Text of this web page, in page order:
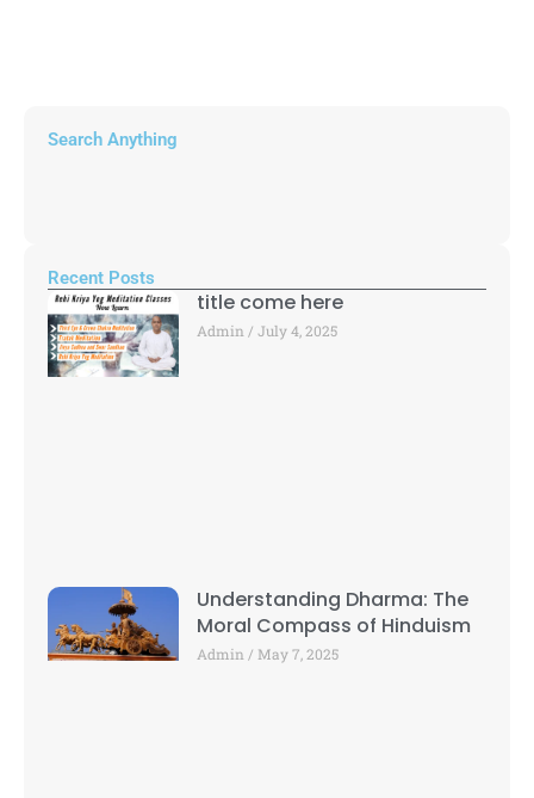
Search Anything
Recent Posts
title come here
Admin July 4, 2025
Understanding Dharma: The
Moral Compass of Hinduism
Admin May 7, 2025